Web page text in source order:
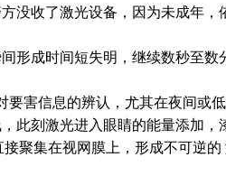
收了激光设备，因为未成年，
成时间短失明，继续数秒至数
信息的辨认，尤其在夜间或低
刻激光进入眼睛的能量添加，
集在视网膜上，形成不可逆的